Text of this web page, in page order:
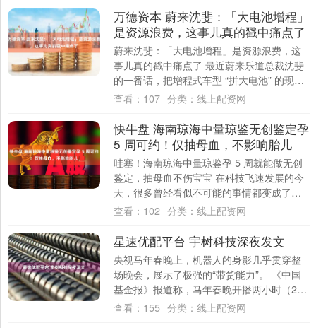
万德资本 蔚来沈斐：「大电池增程」
是资源浪费，这事儿真的戳中痛点了
蔚来沈斐：「大电池增程」是资源浪费，这
事儿真的戳中痛点了 最近蔚来乐道总裁沈斐
的一番话，把增程式车型 “拼大电池” 的现象
摆到了台面上 —— 他直言 “大电池增....
查看： 107 分类： 线上配资网
快牛盘 海南琼海中量琼鉴无创鉴定孕
5 周可约！仅抽母血，不影响胎儿
哇塞！海南琼海中量琼鉴孕 5 周就能做无创
鉴定，抽母血不伤宝宝 在科技飞速发展的今
天，很多曾经看似不可能的事情都变成了现
实。就拿孕期的一些检查来说，现在海南琼
查看： 102 分类： 线上配资网
星速优配平台 宇树科技深夜发文
央视马年春晚上，机器人的身影几乎贯穿整
场晚会，展示了极强的“带货能力”。 《中国
基金报》报道称，马年春晚开播两小时（2月
16日20时到22时），京东机器人搜索量....
查看： 155 分类： 线上配资网